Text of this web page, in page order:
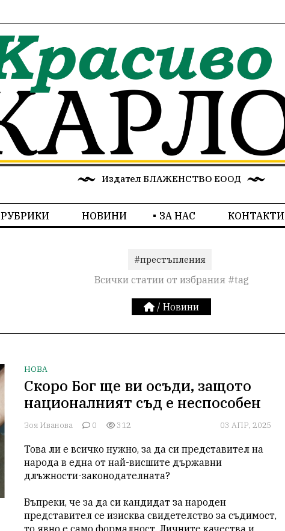
Издател БЛАЖЕНСТВО ЕООД
РУБРИКИ НОВИНИ ЗА НАС КОНТАКТИ
#престъпления
Всички статии от избрания #tag
/ Новини
НОВА
Скоро Бог ще ви осъди, защото
националният съд е неспособен
Зоя Иванова 0 312 03 АПР, 2025
Това ли е всичко нужно, за да си представител на
народа в една от най-висшите държавни
длъжности-законодателната?
Въпреки, че за да си кандидат за народен
представител се изисква свидетелство за съдимост,